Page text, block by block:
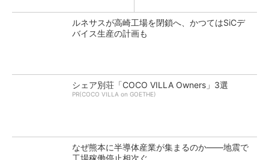
ルネサスが高崎工場を閉鎖へ、かつてはSiCデ
バイス生産の計画も
シェア別荘「COCO VILLA Owners」3選
PR(COCO VILLA on GOETHE)
なぜ熊本に半導体産業が集まるのか――地震で
工場稼働停止相次ぐ